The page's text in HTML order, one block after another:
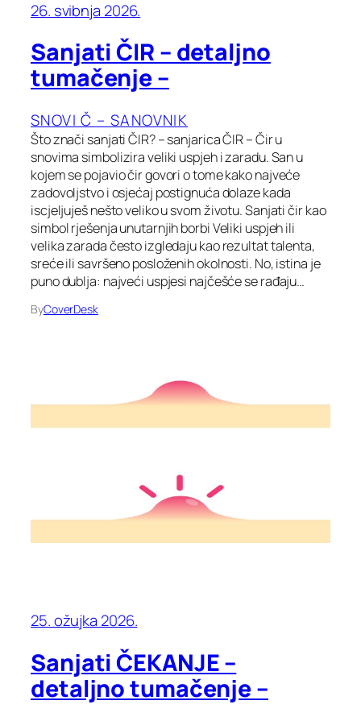
26. svibnja 2026.
Sanjati ČIR – detaljno
tumačenje –
SNOVI Č – SANOVNIK
Što znači sanjati ČIR? – sanjarica ČIR – Čir u
snovima simbolizira veliki uspjeh i zaradu. San u
kojem se pojavio čir govori o tome kako najveće
zadovoljstvo i osjećaj postignuća dolaze kada
iscjeljuješ nešto veliko u svom životu. Sanjati čir kao
simbol rješenja unutarnjih borbi Veliki uspjeh ili
velika zarada često izgledaju kao rezultat talenta,
sreće ili savršeno posloženih okolnosti. No, istina je
puno dublja: najveći uspjesi najčešće se rađaju…
ByCoverDesk
25. ožujka 2026.
Sanjati ČEKANJE –
detaljno tumačenje –